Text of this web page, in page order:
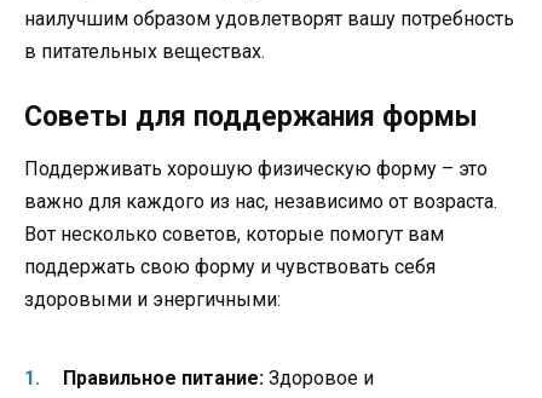
наилучшим образом удовлетворят вашу потребность
в питательных веществах.
Советы для поддержания формы
Поддерживать хорошую физическую форму – это
важно для каждого из нас, независимо от возраста.
Вот несколько советов, которые помогут вам
поддержать свою форму и чувствовать себя
здоровыми и энергичными:
Правильное питание: Здоровое и